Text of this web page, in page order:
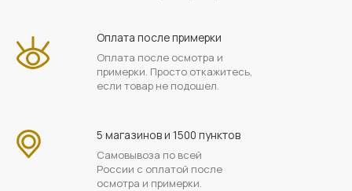
Оплата после примерки
Оплата после осмотра и
примерки. Просто откажитесь,
если товар не подошел.
5 магазинов и 1500 пунктов
Самовывоза по всей
России с оплатой после
осмотра и примерки.